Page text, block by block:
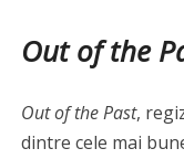
Out of the
Out of the Past,
dintre cele mai